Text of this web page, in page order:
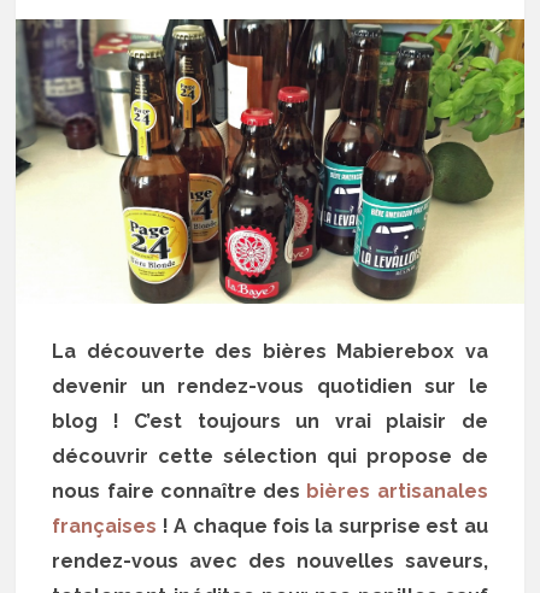
La découverte des bières Mabierebox va
devenir un rendez-vous quotidien sur le
blog ! C’est toujours un vrai plaisir de
découvrir cette sélection qui propose de
nous faire connaître des bières artisanales
françaises ! A chaque fois la surprise est au
rendez-vous avec des nouvelles saveurs,